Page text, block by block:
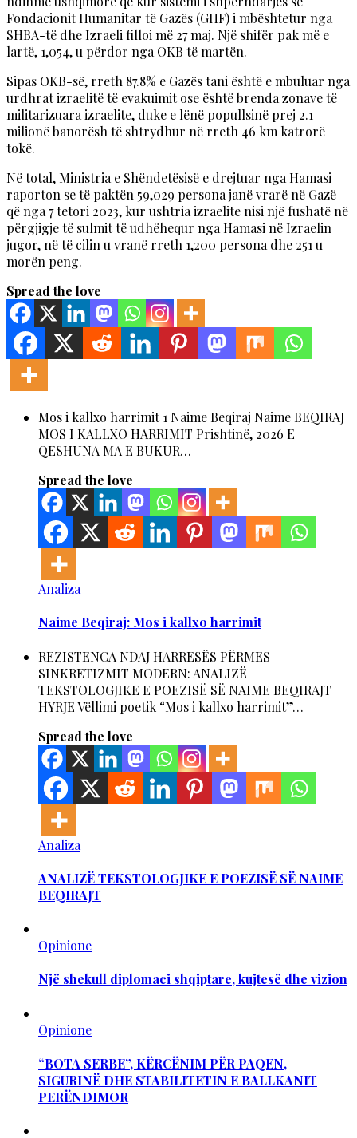
Fondacionit Humanitar të Gazës (GHF) i mbështetur nga
SHBA-të dhe Izraeli filloi më 27 maj. Një shifër pak më e
lartë, 1,054, u përdor nga OKB të martën.
Sipas OKB-së, rreth 87.8% e Gazës tani është e mbuluar nga
urdhrat izraelitë të evakuimit ose është brenda zonave të
militarizuara izraelite, duke e lënë popullsinë prej 2.1
milionë banorësh të shtrydhur në rreth 46 km katrorë
tokë.
Në total, Ministria e Shëndetësisë e drejtuar nga Hamasi
raporton se të paktën 59,029 persona janë vrarë në Gazë
që nga 7 tetori 2023, kur ushtria izraelite nisi një fushatë në
përgjigje të sulmit të udhëhequr nga Hamasi në Izraelin
jugor, në të cilin u vranë rreth 1,200 persona dhe 251 u
morën peng.
Spread the love
Mos i kallxo harrimit 1 Naime Beqiraj Naime BEQIRAJ
MOS I KALLXO HARRIMIT Prishtinë, 2026 E
QESHUNA MA E BUKUR…
Spread the love
Analiza
Naime Beqiraj: Mos i kallxo harrimit
REZISTENCA NDAJ HARRESËS PËRMES
SINKRETIZMIT MODERN: ANALIZË
TEKSTOLOGJIKE E POEZISË SË NAIME BEQIRAJT
HYRJE Vëllimi poetik “Mos i kallxo harrimit”…
Spread the love
Analiza
ANALIZË TEKSTOLOGJIKE E POEZISË SË NAIME
BEQIRAJT
Opinione
Një shekull diplomaci shqiptare, kujtesë dhe vizion
Opinione
“BOTA SERBE”, KËRCËNIM PËR PAQEN,
SIGURINË DHE STABILITETIN E BALLKANIT
PERËNDIMOR